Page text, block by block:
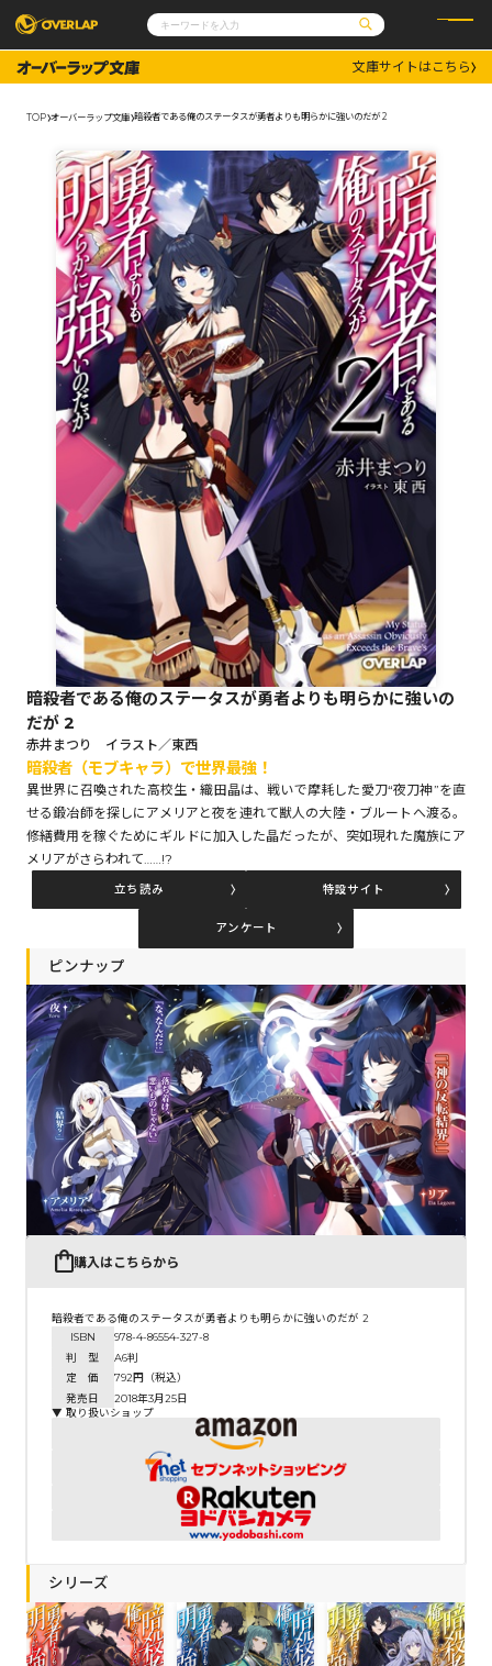
コミックガルド
コミッククリエ
文庫
ノベルス
その他
コミックエッセイ
ポケットモンスター
アニメ
ゲーム
通販・NEWS
OVERLAP STORE
オーバーラップ広報室
企業
会社概要
採用情報
アクセス
オーバーラップホールディングス
お問い合わせはこちら
オーバーラップ文庫
オーバーラップノベルス
オーバーラップノベルスf
ロサージュノベルス
コミックガルド
リキューレ
コミックパルフェ
コミックエッセイ
閉じる
文庫サイトはこちら
TOP オーバーラップ文庫 暗殺者である俺のステータスが勇者よりも明らかに強いのだが 2
暗殺者である俺のステータスが勇者よりも明らかに強いの
だが 2
赤井まつり イラスト／東西
暗殺者（モブキャラ）で世界最強！
異世界に召喚された高校生・織田晶は、戦いで摩耗した愛刀“夜刀神”を直
せる鍛冶師を探しにアメリアと夜を連れて獣人の大陸・ブルートへ渡る。
修繕費用を稼ぐためにギルドに加入した晶だったが、突如現れた魔族にア
メリアがさらわれて……!?
立ち読み 特設サイト
アンケート
ピンナップ
購入はこちらから
暗殺者である俺のステータスが勇者よりも明らかに強いのだが 2
ISBN
978-4-86554-327-8
判 型
A6判
定 価
792円（税込）
発売日
2018年3月25日
▼ 取り扱いショップ
シリーズ